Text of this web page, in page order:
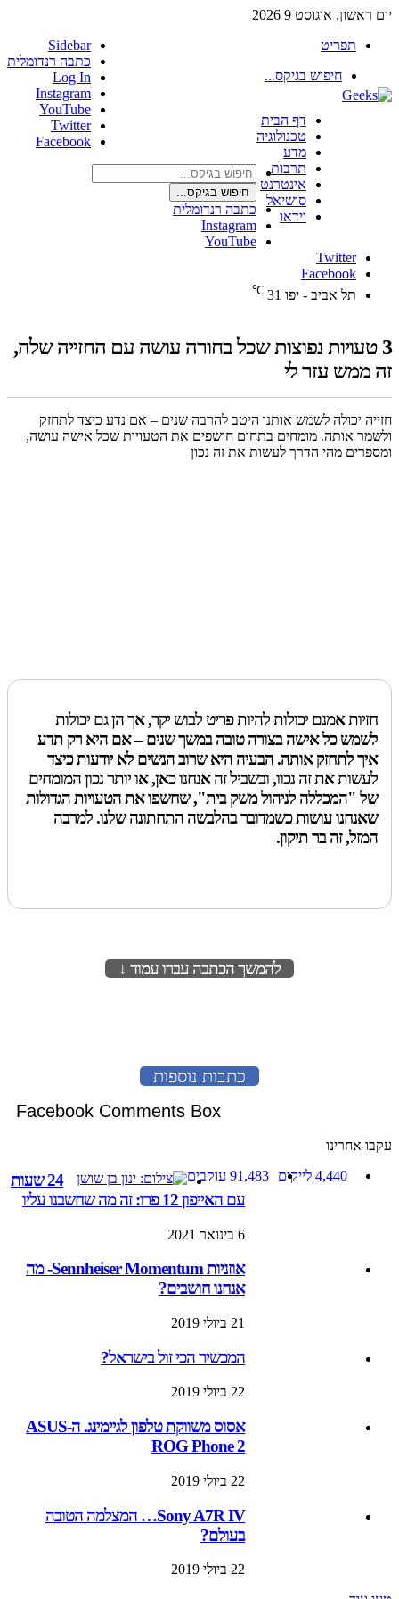
יום ראשון, אוגוסט 9 2026
Sidebar
כתבה רנדומלית
Log In
Instagram
YouTube
Twitter
Facebook
תפריט
חיפוש בגיקס...
דף הבית
טכנולוגיה
מדע
תרבות
אינטרנט
סושיאל
וידאו
חיפוש בגיקס...
כתבה רנדומלית
Instagram
YouTube
Twitter
Facebook
תל אביב - יפו 31
℃
3 טעויות נפוצות שכל בחורה עושה עם החזייה שלה,
זה ממש עזר לי
חזייה יכולה לשמש אותנו היטב להרבה שנים – אם נדע כיצד לתחזק
ולשמר אותה. מומחים בתחום חושפים את הטעויות שכל אישה עושה,
ומספרים מהי הדרך לעשות את זה נכון
חזיות אמנם יכולות להיות פריט לבוש יקר, אך הן גם יכולות
לשמש כל אישה בצורה טובה במשך שנים – אם היא רק תדע
איך לתחזק אותה. הבעיה היא שרוב הנשים לא יודעות כיצד
לעשות את זה נכוו, ובשביל זה אנחנו כאן, או יותר נכון המומחים
של "המכללה לניהול משק בית", שחשפו את הטעויות הגדולות
שאנחנו עושות כשמדובר בהלבשה התחתונה שלנו. למרבה
המזל, זה בר תיקון.
להמשך הכתבה עברו עמוד ↓
כתבות נוספות
Facebook Comments Box
עקבו אחרינו
4,440 לייקים 91,483 עוקבים
24 שעות
עם האייפון 12 פרו: זה מה שחשבנו עליו
6 בינואר 2021
אוזניות Sennheiser Momentum- מה
אנחנו חושבים?
21 ביולי 2019
המכשיר הכי זול בישראל?
22 ביולי 2019
אסוס משווקת טלפון לגיימינג. ה-ASUS
ROG Phone 2
22 ביולי 2019
Sony A7R IV… המצלמה הטובה
בעולם?
22 ביולי 2019